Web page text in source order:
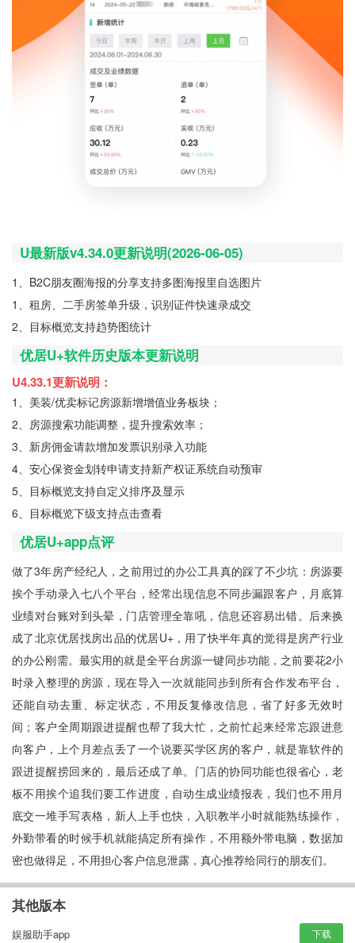
U最新版v4.34.0更新说明(2026-06-05)
1、B2C朋友圈海报的分享支持多图海报里自选图片
1、租房、二手房签单升级，识别证件快速录成交
2、目标概览支持趋势图统计
优居U+软件历史版本更新说明
U4.33.1更新说明：
1、美装/优卖标记房源新增增值业务板块；
2、房源搜索功能调整，提升搜索效率；
3、新房佣金请款增加发票识别录入功能
4、安心保资金划转申请支持新产权证系统自动预审
5、目标概览支持自定义排序及显示
6、目标概览下级支持点击查看
优居U+app点评
做了3年房产经纪人，之前用过的办公工具真的踩了不少坑：房源要
挨个手动录入七八个平台，经常出现信息不同步漏跟客户，月底算
业绩对台账对到头晕，门店管理全靠吼，信息还容易出错。后来换
成了北京优居找房出品的优居U+，用了快半年真的觉得是房产行业
的办公刚需。最实用的就是全平台房源一键同步功能，之前要花2小
时录入整理的房源，现在导入一次就能同步到所有合作发布平台，
还能自动去重、标定状态，不用反复修改信息，省了好多无效时
间；客户全周期跟进提醒也帮了我大忙，之前忙起来经常忘跟进意
向客户，上个月差点丢了一个说要买学区房的客户，就是靠软件的
跟进提醒捞回来的，最后还成了单。门店的协同功能也很省心，老
板不用挨个追我们要工作进度，自动生成业绩报表，我们也不用月
底交一堆手写表格，新人上手也快，入职教半小时就能熟练操作，
外勤带看的时候手机就能搞定所有操作，不用额外带电脑，数据加
密也做得足，不用担心客户信息泄露，真心推荐给同行的朋友们。
其他版本
娱服助手app 下载